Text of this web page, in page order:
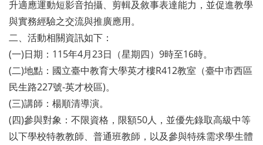
升適應運動短影音拍攝、剪輯及敘事表達能力，並促進教學
與實務經驗之交流與推廣應用。
二、活動相關資訊如下：
(一)日期：115年4月23日（星期四）9時至16時。
(二)地點：國立臺中教育大學英才樓R412教室（臺中市西區
民生路227號-英才校區)。
(三)講師：楊順清導演。
(四)參與對象：不限資格，限額50人，並優先錄取高級中等
以下學校特教教師、普通班教師，以及參與特殊需求學生體